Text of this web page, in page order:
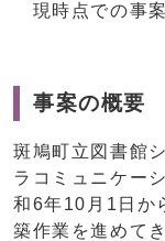
現時点での事案
事案の概要
斑鳩町立図書館
ラコミュニケー
和6年10月1日か
築作業を進めて